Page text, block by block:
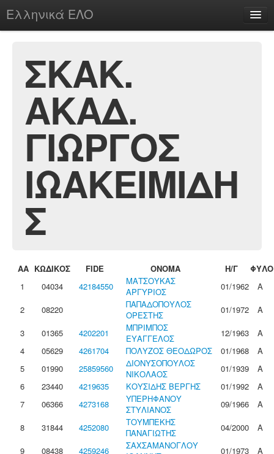
Ελληνικά ΕΛΟ
chesstu.be @ discord
Login
ΣΚΑΚ.
ΑΚΑΔ.
ΓΙΩΡΓΟΣ
ΙΩΑΚΕΙΜΙΔΗ
Σ
ΑΑ ΚΩΔΙΚΟΣ FIDE ΟΝΟΜΑ Η/Γ
ΦΥΛΟ
1
04034 42184550
ΜΑΤΣΟΥΚΑΣ
ΑΡΓΥΡΙΟΣ
01/1962
Α
2
08220
ΠΑΠΑΔΟΠΟΥΛΟΣ
ΟΡΕΣΤΗΣ
01/1972
Α
3
01365 4202201
ΜΠΡΙΜΠΟΣ
ΕΥΑΓΓΕΛΟΣ
12/1963
Α
4
05629 4261704 ΠΟΛΥΖΟΣ ΘΕΟΔΩΡΟΣ 01/1968
Α
5
01990 25859560
ΔΙΟΝΥΣΟΠΟΥΛΟΣ
ΝΙΚΟΛΑΟΣ
01/1939
Α
6
23440 4219635 ΚΟΥΣΙΔΗΣ ΒΕΡΓΗΣ 01/1992
Α
7
06366 4273168
ΥΠΕΡΗΦΑΝΟΥ
ΣΤΥΛΙΑΝΟΣ
09/1966
Α
8
31844 4252080
ΤΟΥΜΠΕΚΗΣ
ΠΑΝΑΓΙΩΤΗΣ
04/2000
Α
9
08438 4259246
ΣΑΧΣΑΜΑΝΟΓΛΟΥ
01/1973
Α